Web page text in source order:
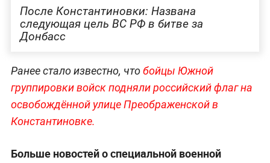
После Константиновки: Названа
следующая цель ВС РФ в битве за
Донбасс
Ранее стало известно, чтобойцы Южной
группировки войск подняли российский флаг на
освобождённой улице Преображенской в
Константиновке.
Больше новостей о специальной военной